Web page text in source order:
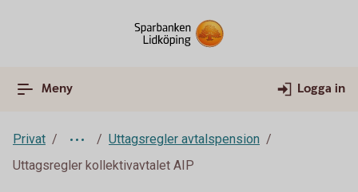
Meny Logga in
Privat
Uttagsregler avtalspension
Uttagsregler kollektivavtalet AIP